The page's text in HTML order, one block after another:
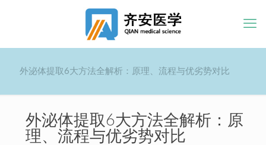
外泌体提取6大方法全解析：原理、流程与优劣势对比
外泌体提取6大方法全解析：原
理、流程与优劣势对比